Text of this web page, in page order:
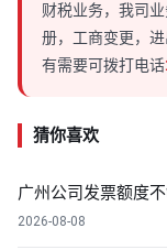
财税业务，我司
册，工商变更，
有需要可拨打电话
猜你喜欢
广州公司发票额度
2026-08-08